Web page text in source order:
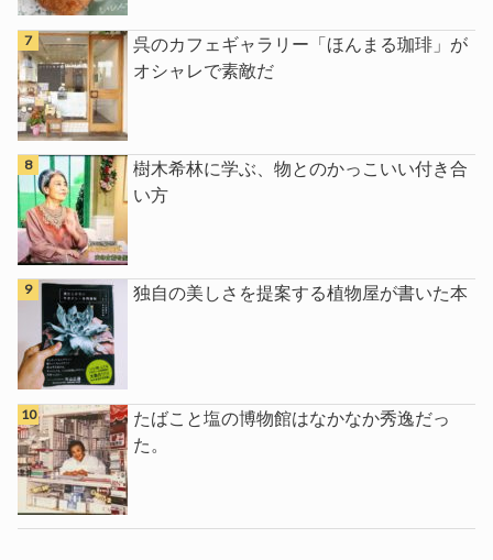
呉のカフェギャラリー「ほんまる珈琲」が
オシャレで素敵だ
樹木希林に学ぶ、物とのかっこいい付き合
い方
独自の美しさを提案する植物屋が書いた本
たばこと塩の博物館はなかなか秀逸だっ
た。